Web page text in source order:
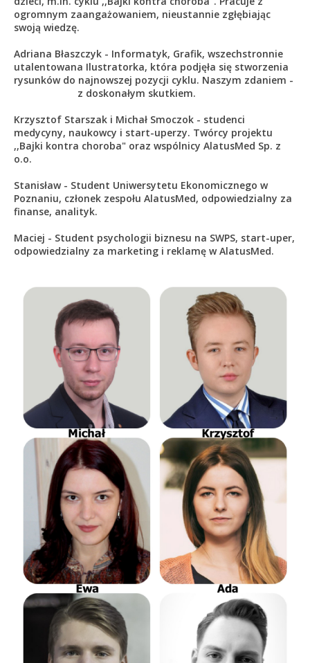
ogromnym zaangażowaniem, nieustannie zgłębiając
swoją wiedzę.
Adriana Błaszczyk - Informatyk, Grafik, wszechstronnie
utalentowana Ilustratorka, która podjęła się stworzenia
rysunków do najnowszej pozycji cyklu. Naszym zdaniem -
z doskonałym skutkiem.
Krzysztof Starszak i Michał Smoczok - studenci
medycyny, naukowcy i start-uperzy. Twórcy projektu
,,Bajki kontra choroba" oraz wspólnicy AlatusMed Sp. z
o.o.
Stanisław - Student Uniwersytetu Ekonomicznego w
Poznaniu, członek zespołu AlatusMed, odpowiedzialny za
finanse, analityk.
Maciej - Student psychologii biznesu na SWPS, start-uper,
odpowiedzialny za marketing i reklamę w AlatusMed.